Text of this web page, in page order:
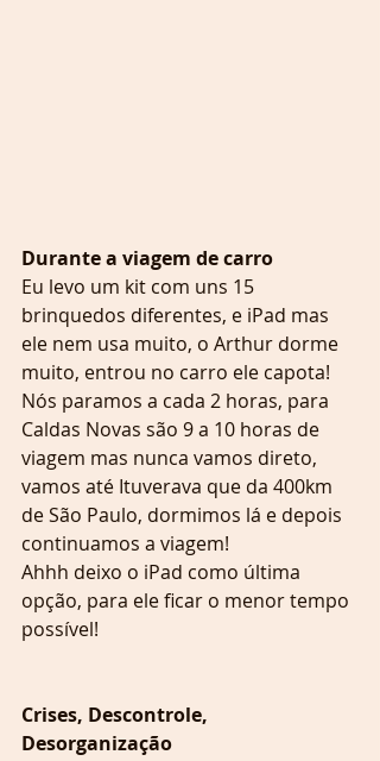
Durante a viagem de carro
Eu levo um kit com uns 15
brinquedos diferentes, e iPad mas
ele nem usa muito, o Arthur dorme
muito, entrou no carro ele capota!
Nós paramos a cada 2 horas, para
Caldas Novas são 9 a 10 horas de
viagem mas nunca vamos direto,
vamos até Ituverava que da 400km
de São Paulo, dormimos lá e depois
continuamos a viagem!
Ahhh deixo o iPad como última
opção, para ele ficar o menor tempo
possível!
Crises, Descontrole,
Desorganização